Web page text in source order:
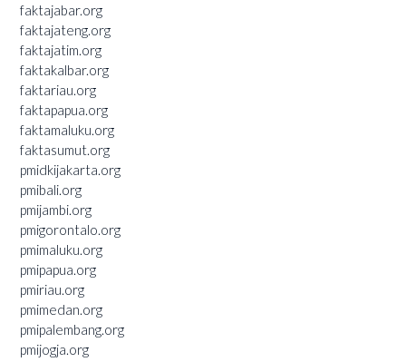
faktajabar.org
faktajateng.org
faktajatim.org
faktakalbar.org
faktariau.org
faktapapua.org
faktamaluku.org
faktasumut.org
pmidkijakarta.org
pmibali.org
pmijambi.org
pmigorontalo.org
pmimaluku.org
pmipapua.org
pmiriau.org
pmimedan.org
pmipalembang.org
pmijogja.org